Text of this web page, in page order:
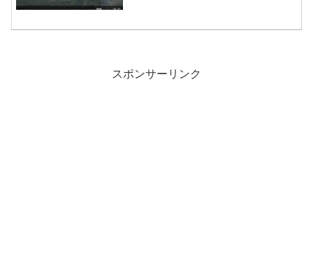
スポンサーリンク